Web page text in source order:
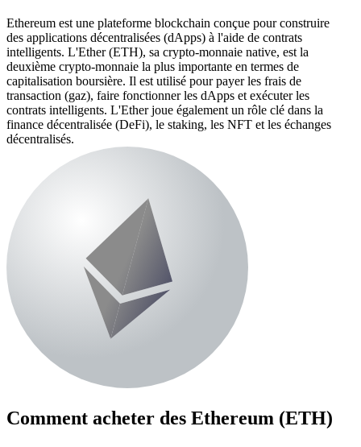
Ethereum est une plateforme blockchain conçue pour construire
des applications décentralisées (dApps) à l'aide de contrats
intelligents. L'Ether (ETH), sa crypto-monnaie native, est la
deuxième crypto-monnaie la plus importante en termes de
capitalisation boursière. Il est utilisé pour payer les frais de
transaction (gaz), faire fonctionner les dApps et exécuter les
contrats intelligents. L'Ether joue également un rôle clé dans la
finance décentralisée (DeFi), le staking, les NFT et les échanges
décentralisés.
Comment acheter des Ethereum (ETH)